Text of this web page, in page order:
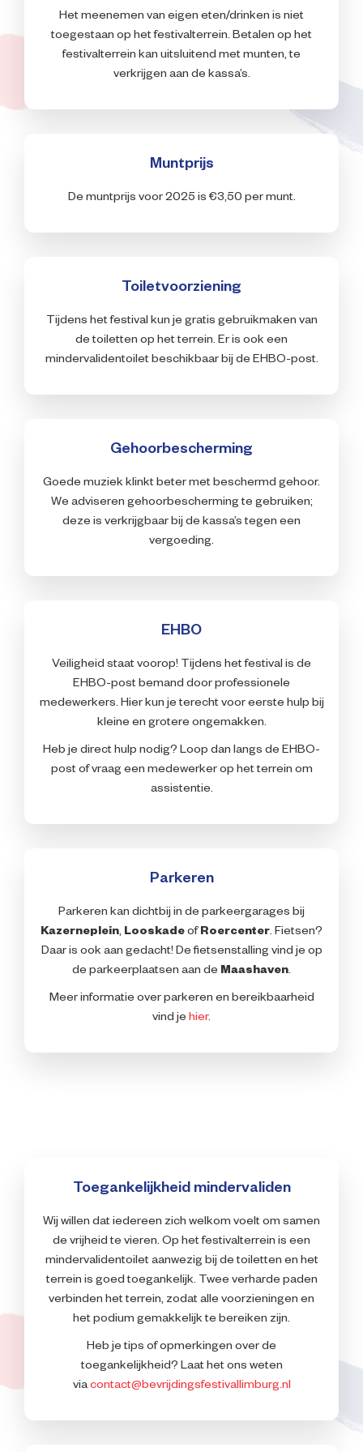
ImpressieHet meenemen van eigen eten/drinken is niet
toegestaan op het festivalterrein. Betalen op het
festivalterrein kan uitsluitend met munten, te
verkrijgen aan de kassa’s.
Muntprijs
De muntprijs voor 2025 is €3,50 per munt.
Toiletvoorziening
Tijdens het festival kun je gratis gebruikmaken van
de toiletten op het terrein. Er is ook een
mindervalidentoilet beschikbaar bij de EHBO-post.
Gehoorbescherming
Goede muziek klinkt beter met beschermd gehoor.
We adviseren gehoorbescherming te gebruiken;
deze is verkrijgbaar bij de kassa’s tegen een
vergoeding.
EHBO
Veiligheid staat voorop! Tijdens het festival is de
EHBO-post bemand door professionele
medewerkers. Hier kun je terecht voor eerste hulp bij
kleine en grotere ongemakken.
Heb je direct hulp nodig? Loop dan langs de EHBO-
post of vraag een medewerker op het terrein om
assistentie.
Parkeren
Parkeren kan dichtbij in de parkeergarages bij
Kazerneplein, Looskadeof Roercenter. Fietsen?
Daar is ook aan gedacht! De fietsenstalling vind je op
de parkeerplaatsen aan de Maashaven.
Meer informatie over parkeren en bereikbaarheid
vind je hier.
Toegankelijkheid mindervaliden
Wij willen dat iedereen zich welkom voelt om samen
de vrijheid te vieren. Op het festivalterrein is een
mindervalidentoilet aanwezig bij de toiletten en het
terrein is goed toegankelijk. Twee verharde paden
verbinden het terrein, zodat alle voorzieningen en
het podium gemakkelijk te bereiken zijn.
Heb je tips of opmerkingen over de
toegankelijkheid? Laat het ons weten
viacontact@bevrijdingsfestivallimburg.nl